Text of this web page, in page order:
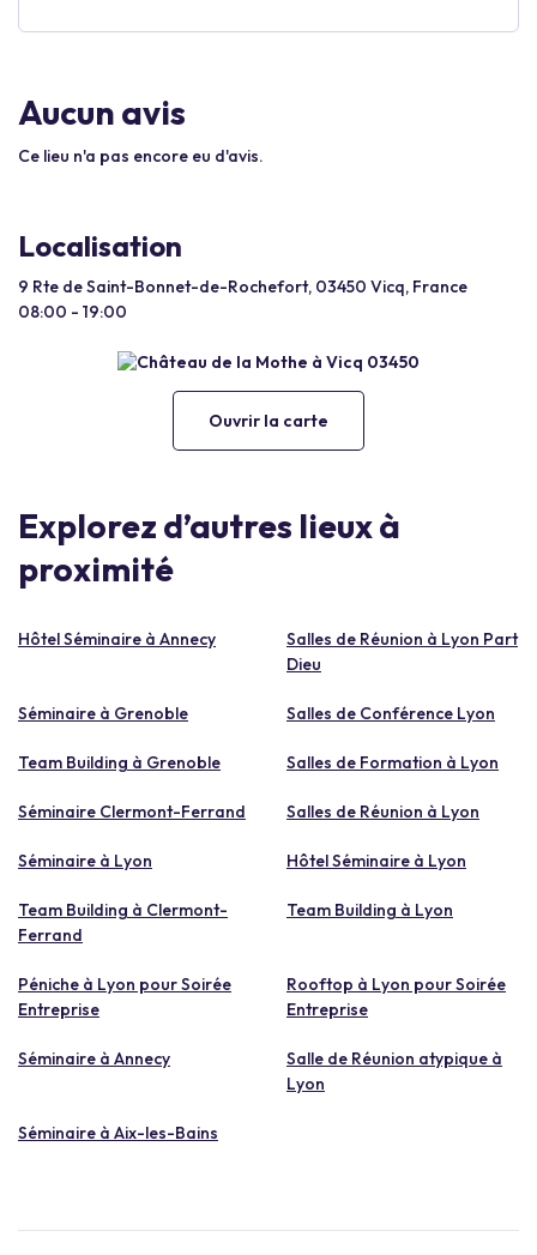
Aucun avis
Ce lieu n'a pas encore eu d'avis.
Localisation
9 Rte de Saint-Bonnet-de-Rochefort, 03450 Vicq, France
08:00 - 19:00
Ouvrir la carte
Explorez d’autres lieux à
proximité
Hôtel Séminaire à Annecy
Salles de Réunion à Lyon Part
Dieu
Séminaire à Grenoble Salles de Conférence Lyon
Team Building à Grenoble Salles de Formation à Lyon
Séminaire Clermont-Ferrand Salles de Réunion à Lyon
Séminaire à Lyon Hôtel Séminaire à Lyon
Team Building à Clermont-
Ferrand
Team Building à Lyon
Péniche à Lyon pour Soirée
Entreprise
Rooftop à Lyon pour Soirée
Entreprise
Séminaire à Annecy
Salle de Réunion atypique à
Lyon
Séminaire à Aix-les-Bains